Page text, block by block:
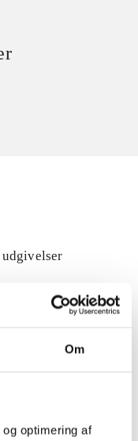
Om
optimering af